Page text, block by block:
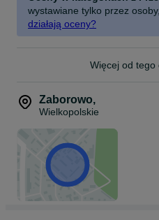
wystawiane tylko przez
działają oceny?
Więcej od tego
Zaborowo,
Wielkopolskie